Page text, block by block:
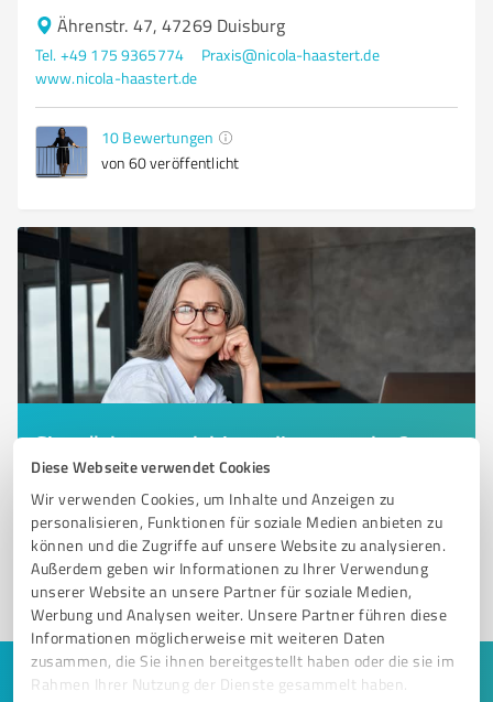
Diese Webseite verwendet Cookies
Wir verwenden Cookies, um Inhalte und Anzeigen zu
personalisieren, Funktionen für soziale Medien anbieten zu
können und die Zugriffe auf unsere Website zu analysieren.
Außerdem geben wir Informationen zu Ihrer Verwendung
unserer Website an unsere Partner für soziale Medien,
Werbung und Analysen weiter. Unsere Partner führen diese
Informationen möglicherweise mit weiteren Daten
zusammen, die Sie ihnen bereitgestellt haben oder die sie im
Rahmen Ihrer Nutzung der Dienste gesammelt haben.
Ährenstr. 47, 47269 Duisburg
Tel. +49 175 9365774
Praxis@nicola-haastert.de
www.nicola-haastert.de
10 Bewertungen
von 60 veröffentlicht
Sie möchten auch hier gelistet werden?
Registrieren Sie sich jetzt und werden Sie ein von
Kunden empfohlener ProvenExpert!